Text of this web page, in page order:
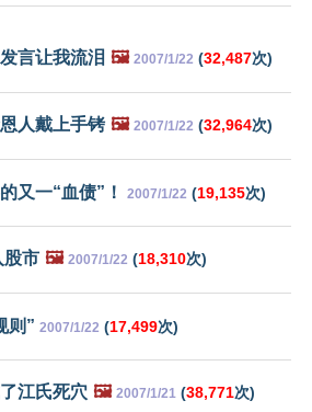
言让我流泪 🖼️ 2007/1/22 (32,487次)
人戴上手铐 🖼️ 2007/1/22 (32,964次)
又一“血债”！ 2007/1/22 (19,135次)
股市 🖼️ 2007/1/22 (18,310次)
则” 2007/1/22 (17,499次)
江氏死穴 🖼️ 2007/1/21 (38,771次)